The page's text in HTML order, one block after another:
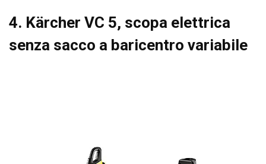
4. Kärcher VC 5, scopa elettrica
senza sacco a baricentro variabile